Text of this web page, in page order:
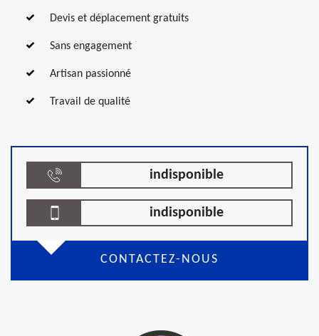
Devis et déplacement gratuits
Sans engagement
Artisan passionné
Travail de qualité
indisponible
indisponible
CONTACTEZ-NOUS